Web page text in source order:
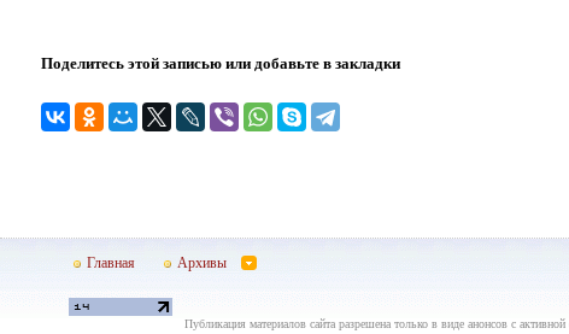
Поделитесь этой записью или добавьте в закладки
Главная Архивы
Публикация материалов сайта разрешена только в виде анонсов с